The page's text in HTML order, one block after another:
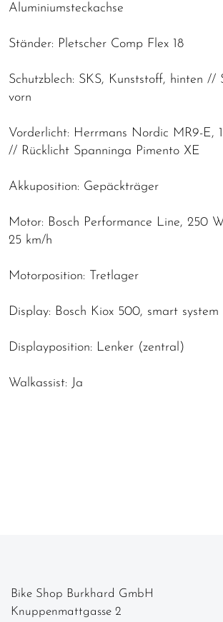
Aluminiumsteckachse
Ständer: Pletscher Comp Flex 18
Schutzblech: SKS, Kunststoff, hinten //
vorn
Vorderlicht: Herrmans Nordic MR9-E,
// Rücklicht Spanninga Pimento XE
Akkuposition: Gepäckträger
Motor: Bosch Performance Line, 250
25 km/h
Motorposition: Tretlager
Display: Bosch Kiox 500, smart system
Displayposition: Lenker (zentral)
Walkassist: Ja
Bike Shop Burkhard GmbH
Knuppenmattgasse 2